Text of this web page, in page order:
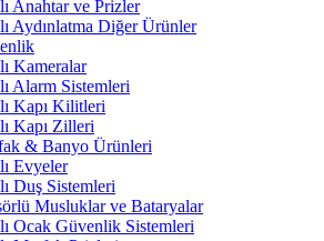
Anahtar ve Prizler
Aydınlatma Diğer Ürünler
Kameralar
Alarm Sistemleri
Kapı Kilitleri
Kapı Zilleri
& Banyo Ürünleri
Evyeler
Duş Sistemleri
Musluklar ve Bataryalar
Ocak Güvenlik Sistemleri